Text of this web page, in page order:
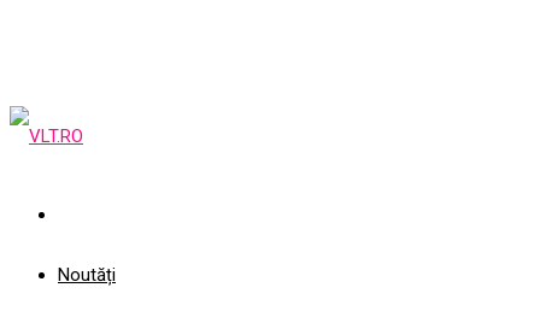
Noutăți